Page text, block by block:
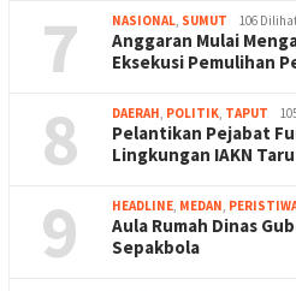
7 NASIONAL, SUMUT 106
Anggaran Mulai
Eksekusi Pemulihan
8 DAERAH, POLITIK, TAPUT
Pelantikan Pejabat
Lingkungan IAKN
9 HEADLINE, MEDAN,
Aula Rumah Dinas
Sepakbola